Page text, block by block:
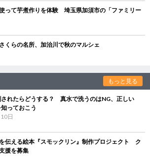
って芋煮作りを体験 埼玉県加須市の「ファミリー
くらの名所、加治川で秋のマルシェ
もっと見る
されたらどうする？ 真水で洗うのはNG、正しい
っておこう
日
伝える絵本『スモックリン』制作プロジェクト ク
援を募集